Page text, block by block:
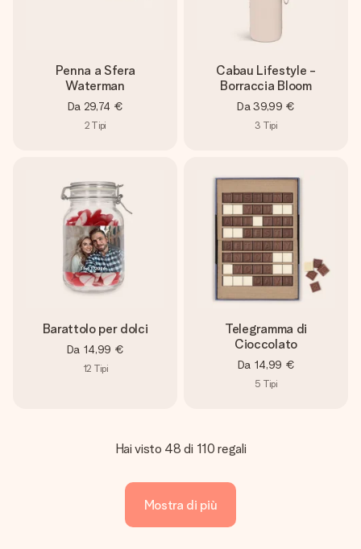
Penna a Sfera
Waterman
Da 29,74 €
2 Tipi
Cabau Lifestyle -
Borraccia Bloom
Da 39,99 €
3 Tipi
Barattolo per dolci
Da 14,99 €
12 Tipi
Telegramma di
Cioccolato
Da 14,99 €
5 Tipi
Hai visto 48 di 110 regali
Mostra di più